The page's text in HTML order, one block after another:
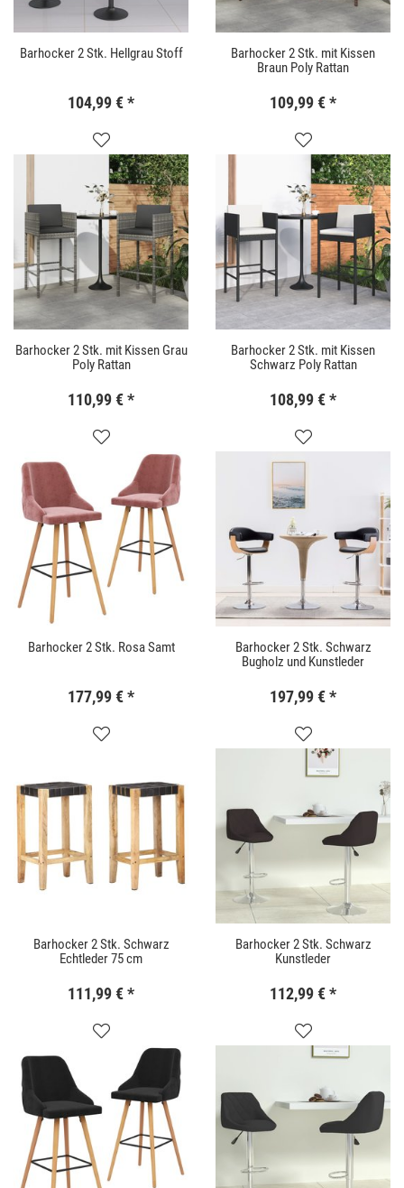
Barhocker 2 Stk. Hellgrau Stoff
104,99 €*
Barhocker 2 Stk. mit Kissen
Braun Poly Rattan
109,99 €*
Barhocker 2 Stk. mit Kissen Grau
Poly Rattan
110,99 €*
Barhocker 2 Stk. mit Kissen
Schwarz Poly Rattan
108,99 €*
Barhocker 2 Stk. Rosa Samt
177,99 €*
Barhocker 2 Stk. Schwarz
Bugholz und Kunstleder
197,99 €*
Barhocker 2 Stk. Schwarz
Echtleder 75 cm
111,99 €*
Barhocker 2 Stk. Schwarz
Kunstleder
112,99 €*